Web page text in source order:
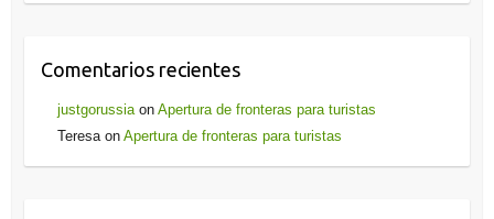
Comentarios recientes
justgorussiaon Apertura de fronteras para turistas
Teresaon Apertura de fronteras para turistas